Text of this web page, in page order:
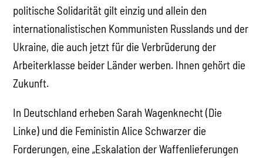
politische Solidarität gilt einzig und allein den
internationalistischen Kommunisten Russlands und der
Ukraine, die auch jetzt für die Verbrüderung der
Arbeiterklasse beider Länder werben. Ihnen gehört die
Zukunft.
In Deutschland erheben Sarah Wagenknecht (Die
Linke) und die Feministin Alice Schwarzer die
Forderungen, eine „Eskalation der Waffenlieferungen